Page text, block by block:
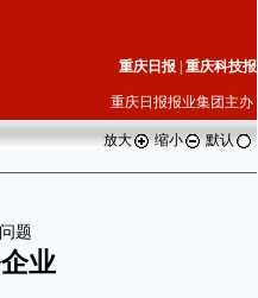
重庆日报 重庆科技报
重庆日报报业集团主办
放大 缩小 默认
题
业